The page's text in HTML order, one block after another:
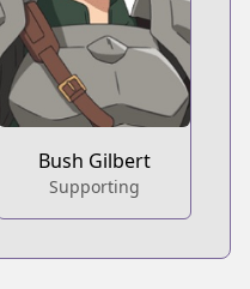
Bush Gilbert
Supporting